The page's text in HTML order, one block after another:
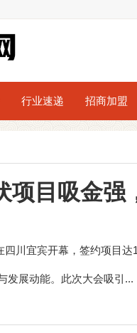
行业速递 招商加盟
项目吸金强
川宜宾开幕，签约项目
发展动能。此次大会吸引...